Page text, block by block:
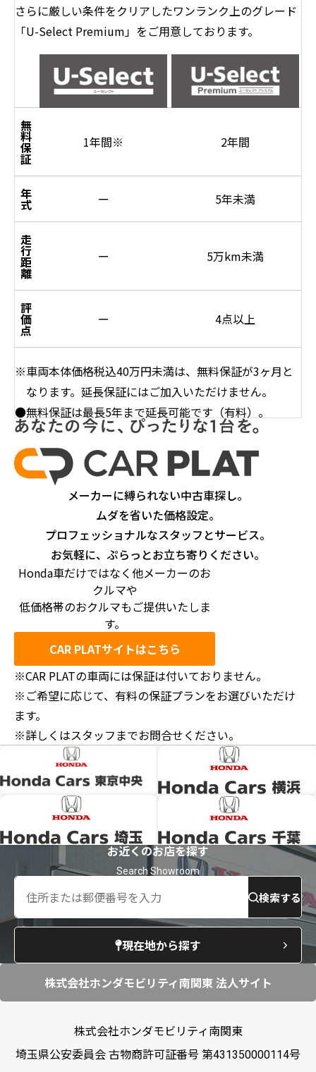
さらに厳しい条件をクリアしたワンランク上のグレード
「U-Select Premium」をご用意しております。
無
料
保
証
1年間※ 2年間
年
式 ー 5年未満
走
行
距
離
ー 5万km未満
評
価
点
ー 4点以上
※車両本体価格税込40万円未満は、無料保証が3ヶ月と
なります。延長保証にはご加入いただけません。
●無料保証は最長5年まで延長可能です（有料）。
メーカーに縛られない中古車探し。
ムダを省いた価格設定。
プロフェッショナルなスタッフとサービス。
お気軽に、ぷらっとお立ち寄りください。
Honda車だけではなく他メーカーのお
クルマや
低価格帯のおクルマもご提供いたしま
す。
CAR PLATサイトはこちら
※CAR PLATの車両には保証は付いておりません。
※ご希望に応じて、有料の保証プランをお選びいただけ
ます。
※詳しくはスタッフまでお問合せください。
お近くのお店を探す
検索する
現在地から探す
株式会社ホンダモビリティ南関東 法人サイト
株式会社ホンダモビリティ南関東
埼玉県公安委員会 古物商許可証番号 第431350000114号